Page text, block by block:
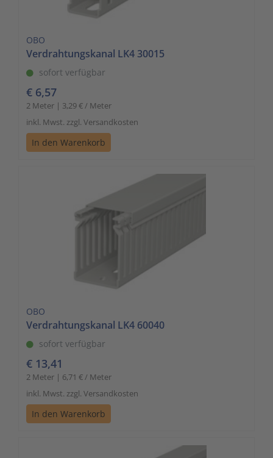
OBO
Verdrahtungskanal LK4 30015
sofort verfügbar
€ 6,57
2 Meter | 3,29 € / Meter
inkl. Mwst. zzgl. Versandkosten
In den Warenkorb
OBO
Verdrahtungskanal LK4 60040
sofort verfügbar
€ 13,41
2 Meter | 6,71 € / Meter
inkl. Mwst. zzgl. Versandkosten
In den Warenkorb